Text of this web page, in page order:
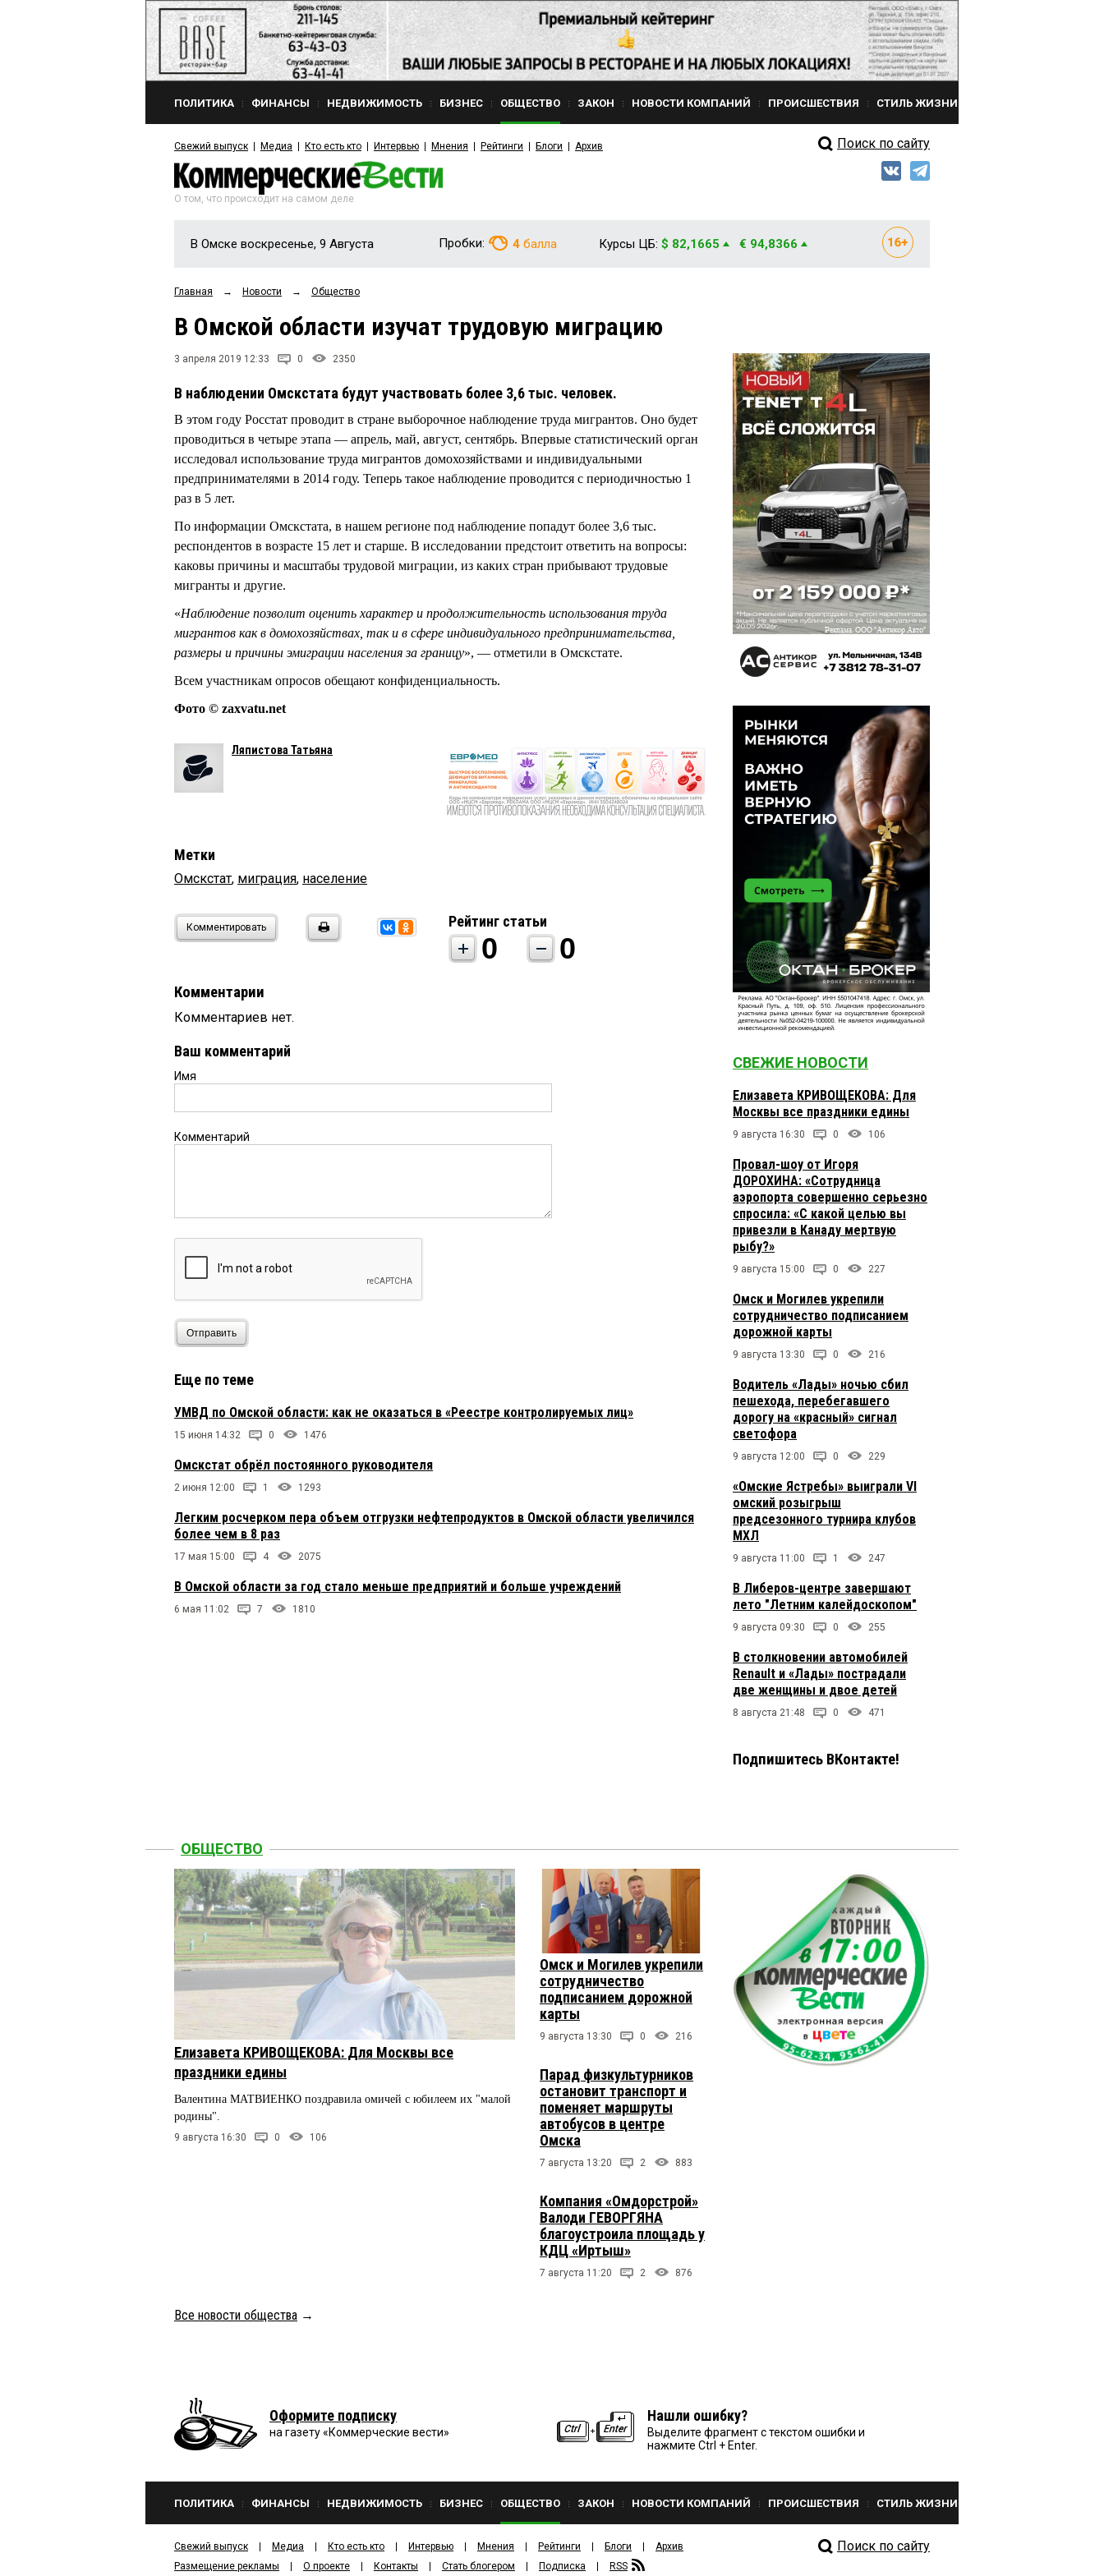
ПОЛИТИКА ФИНАНСЫ НЕДВИЖИМОСТЬ БИЗНЕС ОБЩЕСТВО ЗАКОН НОВОСТИ КОМПАНИЙ ПРОИСШЕСТВИЯ СТИЛЬ ЖИЗНИ
Свежий выпуск Медиа Кто есть кто Интервью Мнения Рейтинги Блоги Архив Поиск по сайту
О том, что происходит на самом деле
В Омске воскресенье, 9 Августа Пробки: 4 балла Курсы ЦБ: $ 82,1665 € 94,8366
Главная → Новости → Общество
В Омской области изучат трудовую миграцию
3 апреля 2019 12:33 0 2350
В наблюдении Омскстата будут участвовать более 3,6 тыс. человек.
В этом году Росстат проводит в стране выборочное наблюдение труда мигрантов. Оно будет
проводиться в четыре этапа — апрель, май, август, сентябрь. Впервые статистический орган
исследовал использование труда мигрантов домохозяйствами и индивидуальными
предпринимателями в 2014 году. Теперь такое наблюдение проводится с периодичностью 1
раз в 5 лет.
По информации Омскстата, в нашем регионе под наблюдение попадут более 3,6 тыс.
респондентов в возрасте 15 лет и старше. В исследовании предстоит ответить на вопросы:
каковы причины и масштабы трудовой миграции, из каких стран прибывают трудовые
мигранты и другие.
«Наблюдение позволит оценить характер и продолжительность использования труда
мигрантов как в домохозяйствах, так и в сфере индивидуального предпринимательства,
размеры и причины эмиграции населения за границу», — отметили в Омскстате.
Всем участникам опросов обещают конфиденциальность.
Фото © zaxvatu.net
Ляпистова Татьяна
Метки
Омскстат, миграция, население
Комментировать Рейтинг статьи
0 0
Комментарии
Комментариев нет.
Ваш комментарий
Имя
Комментарий
Отправить
Еще по теме
УМВД по Омской области: как не оказаться в «Реестре контролируемых лиц»
15 июня 14:32 0 1476
Омскстат обрёл постоянного руководителя
2 июня 12:00 1 1293
Легким росчерком пера объем отгрузки нефтепродуктов в Омской области увеличился
более чем в 8 раз
17 мая 15:00 4 2075
В Омской области за год стало меньше предприятий и больше учреждений
6 мая 11:02 7 1810
СВЕЖИЕ НОВОСТИ
Елизавета КРИВОЩЕКОВА: Для
Москвы все праздники едины
9 августа 16:30 0 106
Провал-шоу от Игоря
ДОРОХИНА: «Сотрудница
аэропорта совершенно серьезно
спросила: «С какой целью вы
привезли в Канаду мертвую
рыбу?»
9 августа 15:00 0 227
Омск и Могилев укрепили
сотрудничество подписанием
дорожной карты
9 августа 13:30 0 216
Водитель «Лады» ночью сбил
пешехода, перебегавшего
дорогу на «красный» сигнал
светофора
9 августа 12:00 0 229
«Омские Ястребы» выиграли VI
омский розыгрыш
предсезонного турнира клубов
МХЛ
9 августа 11:00 1 247
В Либеров-центре завершают
лето "Летним калейдоскопом"
9 августа 09:30 0 255
В столкновении автомобилей
Renault и «Лады» пострадали
две женщины и двое детей
8 августа 21:48 0 471
Подпишитесь ВКонтакте!
ОБЩЕСТВО
Елизавета КРИВОЩЕКОВА: Для Москвы все
праздники едины
Валентина МАТВИЕНКО поздравила омичей с юбилеем их "малой
родины".
9 августа 16:30 0 106
Омск и Могилев укрепили
сотрудничество
подписанием дорожной
карты
9 августа 13:30 0 216
Парад физкультурников
остановит транспорт и
поменяет маршруты
автобусов в центре
Омска
7 августа 13:20 2 883
Компания «Омдорстрой»
Валоди ГЕВОРГЯНА
благоустроила площадь у
КДЦ «Иртыш»
7 августа 11:20 2 876
Все новости общества →
Оформите подписку
на газету «Коммерческие вести»
Нашли ошибку?
Выделите фрагмент с текстом ошибки и
нажмите Ctrl + Enter.
ПОЛИТИКА ФИНАНСЫ НЕДВИЖИМОСТЬ БИЗНЕС ОБЩЕСТВО ЗАКОН НОВОСТИ КОМПАНИЙ ПРОИСШЕСТВИЯ СТИЛЬ ЖИЗНИ
Свежий выпуск Медиа Кто есть кто Интервью Мнения Рейтинги Блоги
Архив
Размещение рекламы
О проекте Контакты Стать блогером Подписка RSS
Поиск по сайту